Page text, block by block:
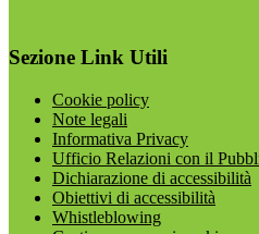
Sezione Link Utili
Cookie policy
Note legali
Informativa Privacy
Ufficio Relazioni con il
Dichiarazione di accessibilità
Obiettivi di accessibilità
Whistleblowing